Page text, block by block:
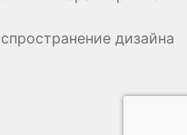
дизайна